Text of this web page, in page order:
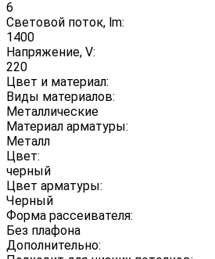
6
Световой поток, lm:
1400
Напряжение, V:
220
Цвет и материал:
Виды материалов:
Металлические
Материал арматуры:
Металл
Цвет:
черный
Цвет арматуры:
Черный
Форма рассеивателя:
Без плафона
Дополнительно: